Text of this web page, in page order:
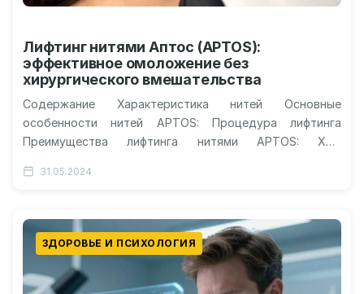
Лифтинг нитями Аптос (APTOS):
эффективное омоложение без
хирургического вмешательства
Содержание Характеристика нитей Основные
особенности нитей APTOS: Процедура лифтинга
Преимущества лифтинга нитями APTOS: Ход
Местное обезболивание Введение нитей APTOS…
31.05.2024
ЗДОРОВЬЕ И ПСИХОЛОГИЯ